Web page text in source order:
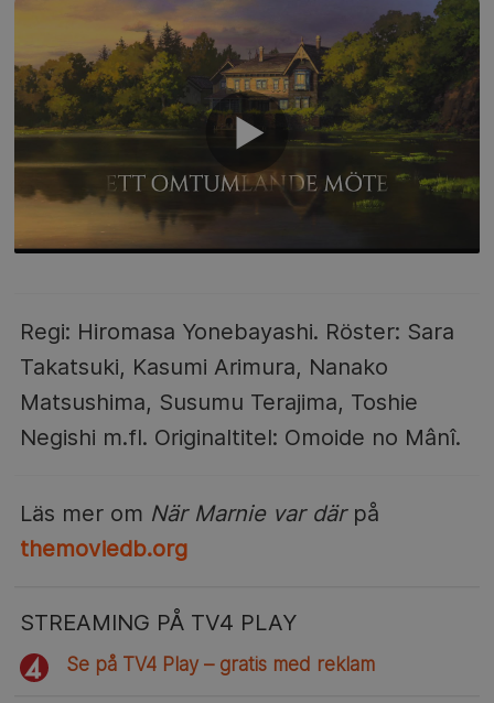
Regi: Hiromasa Yonebayashi. Röster: Sara
Takatsuki, Kasumi Arimura, Nanako
Matsushima, Susumu Terajima, Toshie
Negishi m.fl. Originaltitel: Omoide no Mânî.
Läs mer om När Marnie var därpå
themoviedb.org
STREAMING PÅ TV4 PLAY
Se på TV4 Play – gratis med reklam